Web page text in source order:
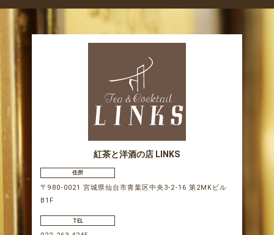
紅茶と洋酒の店 LINKS
住所
〒980-0021 宮城県仙台市青葉区中央3-2-16 第2MKビル
B1F
TEL